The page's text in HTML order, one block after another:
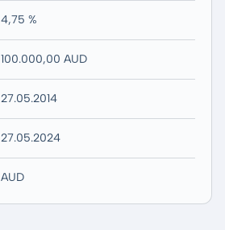
4,75 %
100.000,00 AUD
27.05.2014
27.05.2024
AUD